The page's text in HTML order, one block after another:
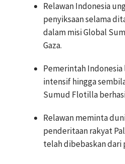
Relawan Indonesia
penyiksaan selama
dalam misi Global
Gaza.
Pemerintah
intensif hingga
Sumud Flotilla
Relawan meminta
penderitaan rakyat
telah dibebaskan dari